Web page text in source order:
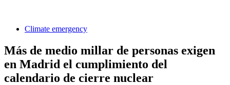
Climate emergency
Más de medio millar de personas exigen
en Madrid el cumplimiento del
calendario de cierre nuclear